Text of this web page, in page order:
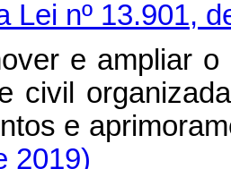
Lei nº 13.901,
e ampliar
civil
e
2019)